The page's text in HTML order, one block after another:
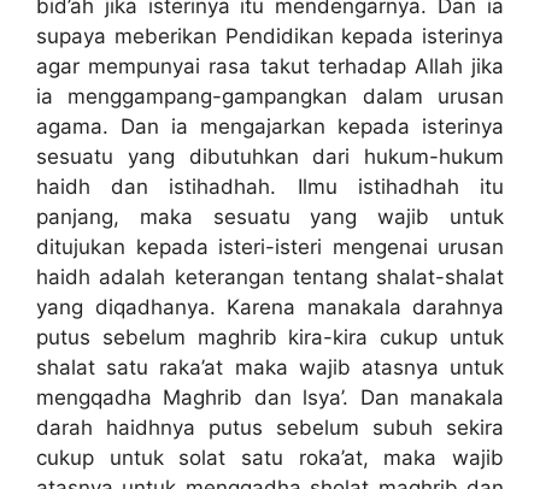
bid’ah jika isterinya itu mendengarnya. Dan ia
supaya meberikan Pendidikan kepada isterinya
agar mempunyai rasa takut terhadap Allah jika
ia menggampang-gampangkan dalam urusan
agama. Dan ia mengajarkan kepada isterinya
sesuatu yang dibutuhkan dari hukum-hukum
haidh dan istihadhah. Ilmu istihadhah itu
panjang, maka sesuatu yang wajib untuk
ditujukan kepada isteri-isteri mengenai urusan
haidh adalah keterangan tentang shalat-shalat
yang diqadhanya. Karena manakala darahnya
putus sebelum maghrib kira-kira cukup untuk
shalat satu raka’at maka wajib atasnya untuk
mengqadha Maghrib dan lsya’. Dan manakala
darah haidhnya putus sebelum subuh sekira
cukup untuk solat satu roka’at, maka wajib